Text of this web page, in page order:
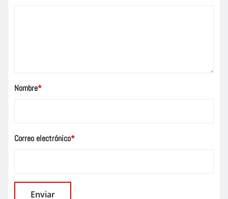
Nombre*
Correo electrónico*